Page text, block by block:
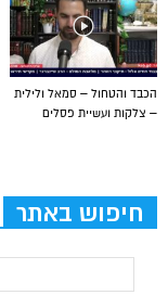
הכבד והטחול – סמאל ולילית
– צלקות ועשיית פסלים
חיפוש באתר